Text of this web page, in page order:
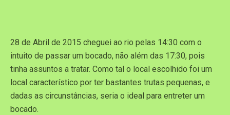
28 de Abril de 2015 cheguei ao rio pelas 14:30 com o
intuito de passar um bocado, não além das 17:30, pois
tinha assuntos a tratar. Como tal o local escolhido foi um
local característico por ter bastantes trutas pequenas, e
dadas as circunstâncias, seria o ideal para entreter um
bocado.